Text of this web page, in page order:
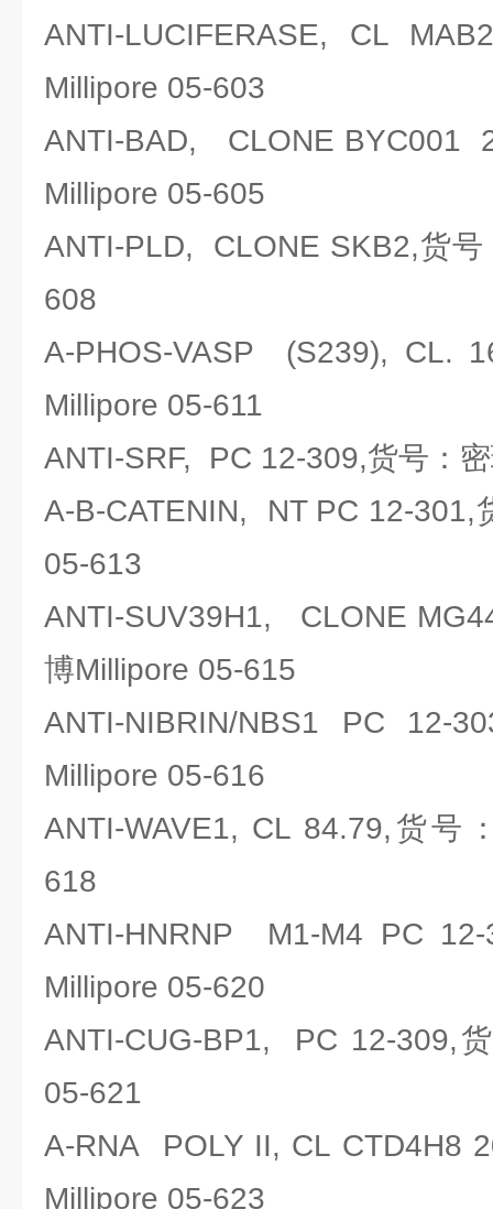
ANTI-LUCIFERASE, CL
Millipore 05-603
ANTI-BAD, CLONE BYC001
Millipore 05-605
ANTI-PLD, CLONE SKB2,货
608
A-PHOS-VASP (S239), CL.
Millipore 05-611
ANTI-SRF, PC 12-309,货号：
A-B-CATENIN, NT PC 12-301,
05-613
ANTI-SUV39H1, CLONE
博Millipore 05-615
ANTI-NIBRIN/NBS1 PC
Millipore 05-616
ANTI-WAVE1, CL 84.79,货号
618
ANTI-HNRNP M1-M4 PC
Millipore 05-620
ANTI-CUG-BP1, PC 12-309,
05-621
A-RNA POLY II, CL CTD4H8
Millipore 05-623